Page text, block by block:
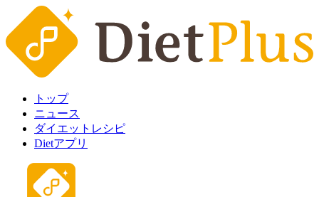
トップ
ニュース
ダイエットレシピ
Dietアプリ